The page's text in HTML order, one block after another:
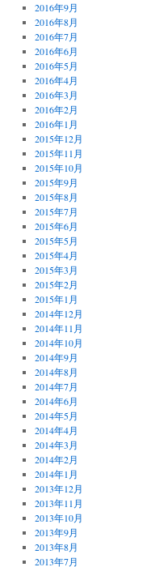
2016年9月
2016年8月
2016年7月
2016年6月
2016年5月
2016年4月
2016年3月
2016年2月
2016年1月
2015年12月
2015年11月
2015年10月
2015年9月
2015年8月
2015年7月
2015年6月
2015年5月
2015年4月
2015年3月
2015年2月
2015年1月
2014年12月
2014年11月
2014年10月
2014年9月
2014年8月
2014年7月
2014年6月
2014年5月
2014年4月
2014年3月
2014年2月
2014年1月
2013年12月
2013年11月
2013年10月
2013年9月
2013年8月
2013年7月